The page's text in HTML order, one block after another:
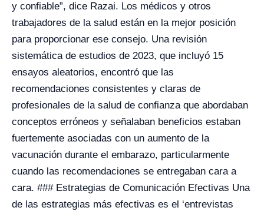
y confiable”, dice Razai. Los médicos y otros
trabajadores de la salud están en la mejor posición
para proporcionar ese consejo. Una revisión
sistemática de estudios de 2023, que incluyó 15
ensayos aleatorios, encontró que las
recomendaciones consistentes y claras de
profesionales de la salud de confianza que abordaban
conceptos erróneos y señalaban beneficios estaban
fuertemente asociadas con un aumento de la
vacunación durante el embarazo, particularmente
cuando las recomendaciones se entregaban cara a
cara. ### Estrategias de Comunicación Efectivas Una
de las estrategias más efectivas es el ‘entrevistas